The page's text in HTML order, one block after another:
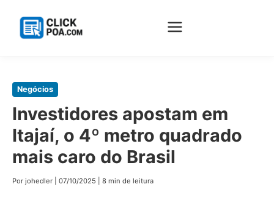
Pular
conteúdo
principal
Negócios
Investidores apostam em
Itajaí, o 4º metro quadrado
mais caro do Brasil
Por johedler 07/10/2025 8 min de leitura